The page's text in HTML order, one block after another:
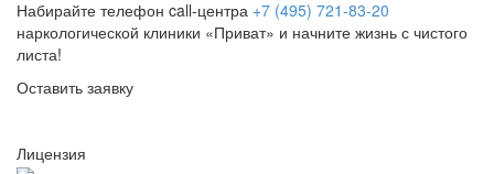
Набирайте телефон call-центра +7 (495) 721-83-20
наркологической клиники «Приват» и начните жизнь с чистого
листа!
Оставить заявку
Лицензия